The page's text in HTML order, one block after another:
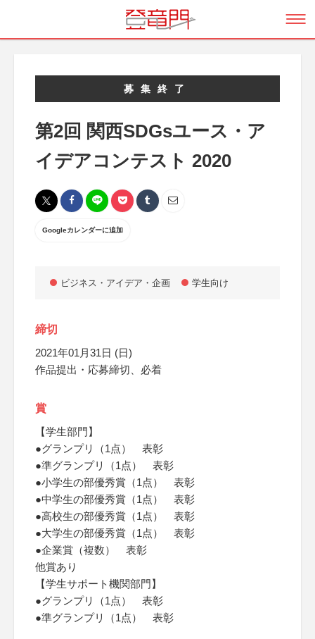
募集終了
第2回 関西SDGsユース・ア
イデアコンテスト 2020
Googleカレンダーに追加
ビジネス・アイデア・企画 学生向け
締切
2021年01月31日 (日)
作品提出・応募締切、必着
賞
【学生部門】
●グランプリ（1点） 表彰
●準グランプリ（1点） 表彰
●小学生の部優秀賞（1点） 表彰
●中学生の部優秀賞（1点） 表彰
●高校生の部優秀賞（1点） 表彰
●大学生の部優秀賞（1点） 表彰
●企業賞（複数） 表彰
他賞あり
【学生サポート機関部門】
●グランプリ（1点） 表彰
●準グランプリ（1点） 表彰